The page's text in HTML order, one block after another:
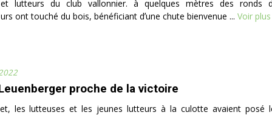
lutteurs du club vallonnier. à quelques mètres des ronds
ont touché du bois, bénéficiant dʼune chute bienvenue ... Voir plus
proche de la victoire
les lutteuses et les jeunes lutteurs à la culotte avaient posé